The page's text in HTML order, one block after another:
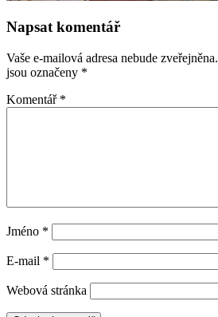
Napsat komentář
Vaše e-mailová adresa nebude zveřejněna.
jsou označeny *
Komentář *
Jméno *
E-mail *
Webová stránka